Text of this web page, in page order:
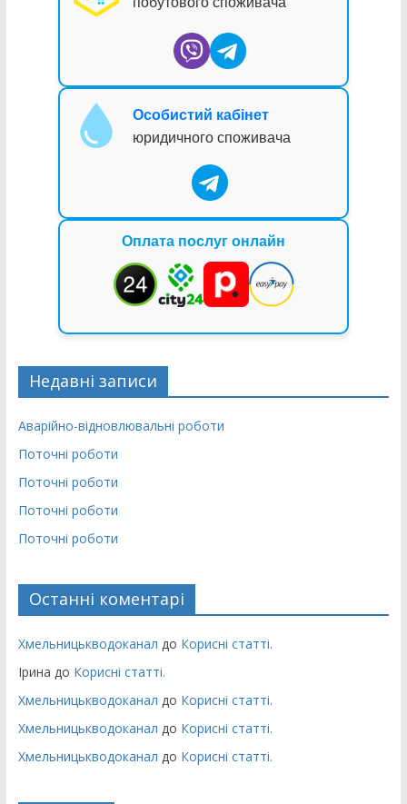
Особистий кабінет
юридичного споживача
Оплата послуг онлайн
Недавні записи
Аварійно-відновлювальні роботи
Поточні роботи
Поточні роботи
Поточні роботи
Поточні роботи
Останні коментарі
Хмельницькводоканал до Корисні статті.
Ірина до Корисні статті.
Хмельницькводоканал до Корисні статті.
Хмельницькводоканал до Корисні статті.
Хмельницькводоканал до Корисні статті.